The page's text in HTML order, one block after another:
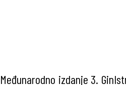
Međunarodno izdanje 3.